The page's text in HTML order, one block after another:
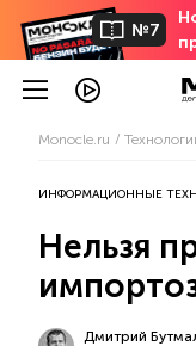
№7
Monocle.ru
ИНФОРМАЦИОННЫЕ
Нельзя
Дмитрий